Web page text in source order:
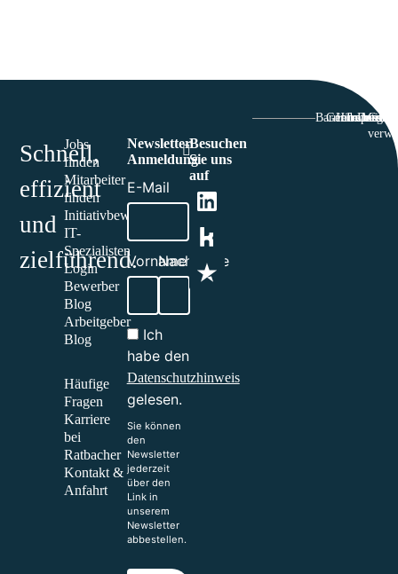
Schnell,
effizient
und
zielführend.​
Jobs
finden
Mitarbeiter
finden
Initiativbewerbung
IT-
Spezialisten
Login
Bewerber
Blog
Arbeitgeber
Blog
Häufige
Fragen
Karriere
bei
Ratbacher
Kontakt &
Anfahrt
Newsletter
Anmeldung
E-Mail
VornameNachname
Ich
habe den
Datenschutzhinweis
gelesen.
Sie können
den
Newsletter
jederzeit
über den
Link in
unserem
Newsletter
abbestellen.
Besuchen
Sie uns
auf
Barriefrefreiheit